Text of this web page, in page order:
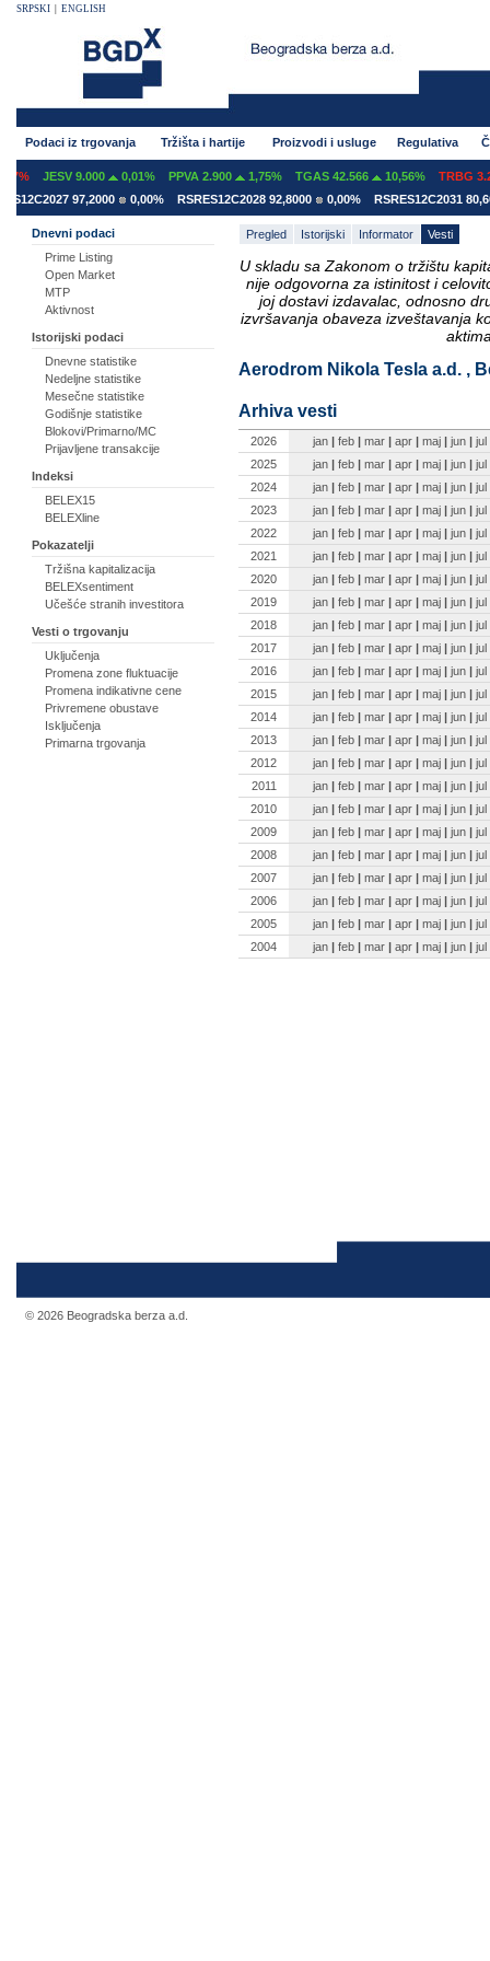
SRPSKI ENGLISH
Podaci iz trgovanja Tržišta i hartije Proizvodi i usluge Regulativa
JESV 9.000 0,01% PPVA 2.900 1,75% TGAS 42.566 10,56%
TRBG
97,2000
0,00% RSRES12C2028 92,8000 0,00% RSRES12C2031
Dnevni podaci
Prime Listing
Open Market
MTP
Aktivnost
Istorijski podaci
Dnevne statistike
Nedeljne statistike
Mesečne statistike
Godišnje statistike
Blokovi/Primarno/MC
Prijavljene transakcije
Indeksi
BELEX15
BELEXline
Pokazatelji
Tržišna kapitalizacija
BELEXsentiment
Učešće stranih investitora
Vesti o trgovanju
Uključenja
Promena zone fluktuacije
Promena indikativne cene
Privremene obustave
Isključenja
Primarna trgovanja
Pregled Istorijski Informator Vesti
U skladu sa Zakonom o tržištu
nije odgovorna za istinitost i
joj dostavi izdavalac, odnosno
izvršavanja obaveza izveštavanja
Aerodrom Nikola Tesla a.d. ,
Arhiva vesti
2026 jan | feb | mar | apr | maj | jun | jul
2025
jan | feb | mar | apr | maj | jun | jul
2024
jan | feb | mar | apr | maj | jun | jul
2023
jan | feb | mar | apr | maj | jun | jul
2022
jan | feb | mar | apr | maj | jun | jul
2021
jan | feb | mar | apr | maj | jun | jul
2020
jan | feb | mar | apr | maj | jun | jul
2019
jan | feb | mar | apr | maj | jun | jul
2018
jan | feb | mar | apr | maj | jun | jul
2017
jan | feb | mar | apr | maj | jun | jul
2016
jan | feb | mar | apr | maj | jun | jul
2015
jan | feb | mar | apr | maj | jun | jul
2014
jan | feb | mar | apr | maj | jun | jul
2013
jan | feb | mar | apr | maj | jun | jul
2012
jan | feb | mar | apr | maj | jun | jul
2011
jan | feb | mar | apr | maj | jun | jul
2010
jan | feb | mar | apr | maj | jun | jul
2009
jan | feb | mar | apr | maj | jun | jul
2008
jan | feb | mar | apr | maj | jun | jul
2007
jan | feb | mar | apr | maj | jun | jul
2006
jan | feb | mar | apr | maj | jun | jul
2005
jan | feb | mar | apr | maj | jun | jul
2004
jan | feb | mar | apr | maj | jun | jul
© 2026 Beogradska berza a.d.